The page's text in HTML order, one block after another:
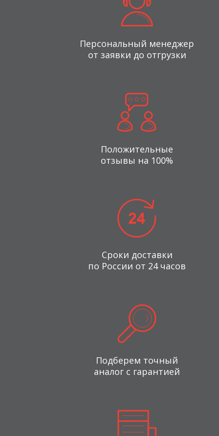
Персональный менеджер
от заявки до отгрузки
Положительные
отзывы на 100%
Сроки доставки
по России от 24 часов
Подберем точный
аналог с гарантией